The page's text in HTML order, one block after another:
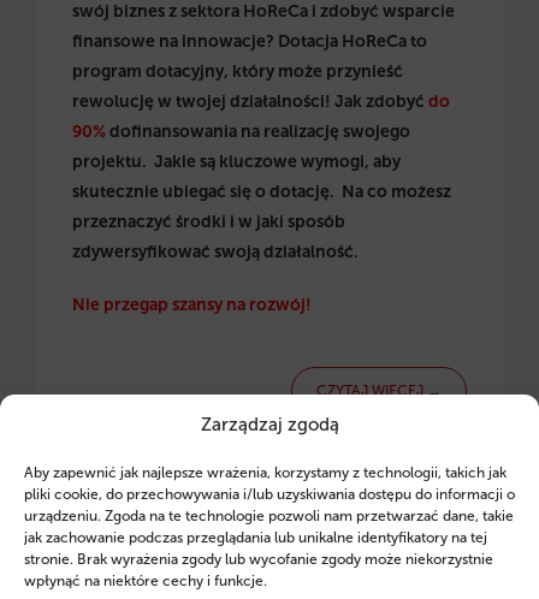
Zarządzaj zgodą
Aby zapewnić jak najlepsze wrażenia, korzystamy z technologii, takich jak
pliki cookie, do przechowywania i/lub uzyskiwania dostępu do informacji o
urządzeniu. Zgoda na te technologie pozwoli nam przetwarzać dane, takie
jak zachowanie podczas przeglądania lub unikalne identyfikatory na tej
stronie. Brak wyrażenia zgody lub wycofanie zgody może niekorzystnie
wpłynąć na niektóre cechy i funkcje.
swój biznes z sektora HoReCa i zdobyć wsparcie
finansowe na innowacje? Dotacja HoReCa to
program dotacyjny, który może przynieść
rewolucję w twojej działalności! Jak zdobyć do
90%dofinansowania na realizację swojego
projektu. Jakie są kluczowe wymogi, aby
skutecznie ubiegać się o dotację. Na co możesz
przeznaczyć środki i w jaki sposób
zdywersyfikować swoją działalność.
Nie przegap szansy na rozwój!
CZYTAJ WIĘCEJ →
Pożyczka Inwestycyjna: Wsparcie Przedsiębiorstw
w Woj. Śląskim